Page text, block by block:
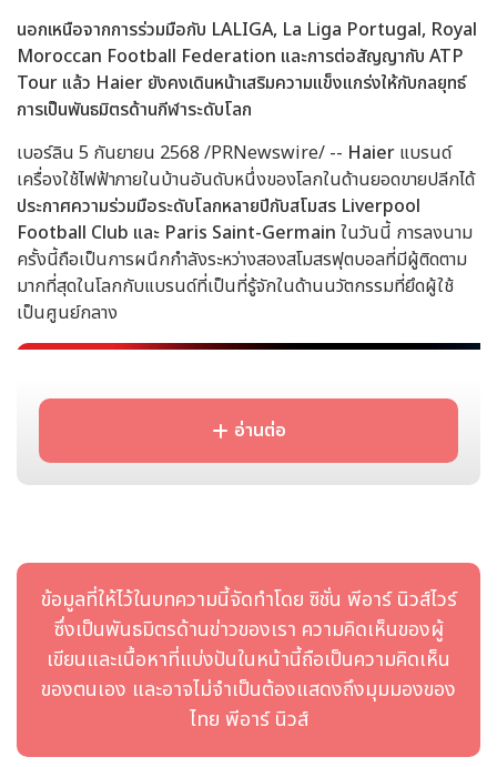
นอกเหนือจากการร่วมมือกับ LALIGA, La Liga Portugal, Royal
Moroccan Football Federation และการต่อสัญญากับ ATP
Tour แล้ว Haier ยังคงเดินหน้าเสริมความแข็งแกร่งให้กับกลยุทธ์
การเป็นพันธมิตรด้านกีฬาระดับโลก
เบอร์ลิน 5 กันยายน 2568 /PRNewswire/ -- Haier แบรนด์
เครื่องใช้ไฟฟ้าภายในบ้านอันดับหนึ่งของโลกในด้านยอดขายปลีกได้
ประกาศความร่วมมือระดับโลกหลายปีกับสโมสร Liverpool
Football Club และ Paris Saint-Germain ในวันนี้ การลงนาม
ครั้งนี้ถือเป็นการผนึกกำลังระหว่างสองสโมสรฟุตบอลที่มีผู้ติดตาม
มากที่สุดในโลกกับแบรนด์ที่เป็นที่รู้จักในด้านนวัตกรรมที่ยึดผู้ใช้
เป็นศูนย์กลาง
Haier Signs New Partnerships in the World of Football
อ่านต่อ
ข้อมูลที่ให้ไว้ในบทความนี้จัดทำโดย ซิชั่น พีอาร์ นิวส์ไวร์
ซึ่งเป็นพันธมิตรด้านข่าวของเรา ความคิดเห็นของผู้
เขียนและเนื้อหาที่แบ่งปันในหน้านี้ถือเป็นความคิดเห็น
ของตนเอง และอาจไม่จำเป็นต้องแสดงถึงมุมมองของ
ไทย พีอาร์ นิวส์